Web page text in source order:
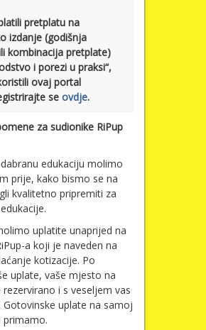
pretplatu na
izdanje (godišnja
kombinacija pretplate)
i porezi u praksi“,
ovaj portal
seovdje.
za sudionike RiPup
edukaciju molimo
prije, kako bismo se na
kvalitetno pripremiti za
uplatite unaprijed na
a koji je naveden na
kotizacije. Po
uplate, vaše mjesto na
i s veseljem vas
uplate na samoj
primamo.